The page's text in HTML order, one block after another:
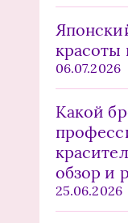
красоты
06.07.2026
Какой
обзор и
25.06.2026